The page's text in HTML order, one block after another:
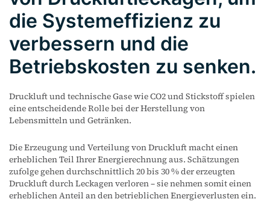
die Systemeffizienz zu
verbessern und die
Betriebskosten zu senken.
Druckluft und technische Gase wie CO2 und Stickstoff spielen
eine entscheidende Rolle bei der Herstellung von
Lebensmitteln und Getränken.
Die Erzeugung und Verteilung von Druckluft macht einen
erheblichen Teil Ihrer Energierechnung aus. Schätzungen
zufolge gehen durchschnittlich 20 bis 30 % der erzeugten
Druckluft durch Leckagen verloren – sie nehmen somit einen
erheblichen Anteil an den betrieblichen Energieverlusten ein.